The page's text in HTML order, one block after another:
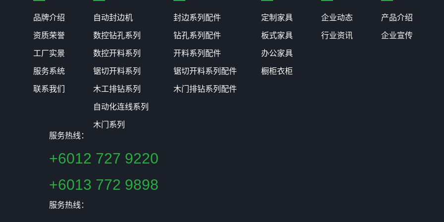
品牌介绍
资质荣誉
工厂实景
服务系统
联系我们
自动封边机
数控钻孔系列
数控开料系列
锯切开料系列
木工排钻系列
自动化连线系列
木门系列
封边系列配件
钻孔系列配件
开料系列配件
锯切开料系列配件
木门排钻系列配件
定制家具
板式家具
办公家具
橱柜衣柜
企业动态
行业资讯
产品介绍
企业宣传
服务热线：
+6012 727 9220
+6013 772 9898
服务热线：